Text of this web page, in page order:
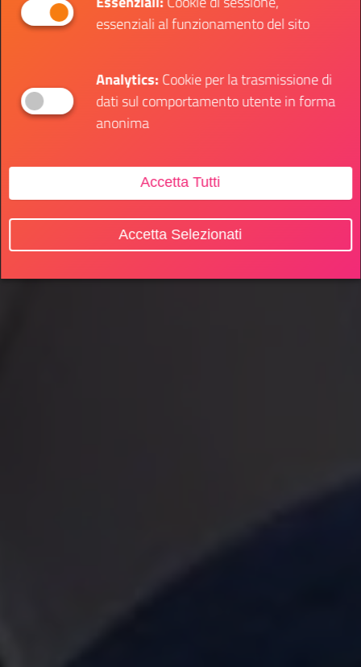
essenziali al funzionamento del sito
Analytics:Cookie per la trasmissione di
dati sul comportamento utente in forma
anonima
Accetta Tutti
Accetta Selezionati